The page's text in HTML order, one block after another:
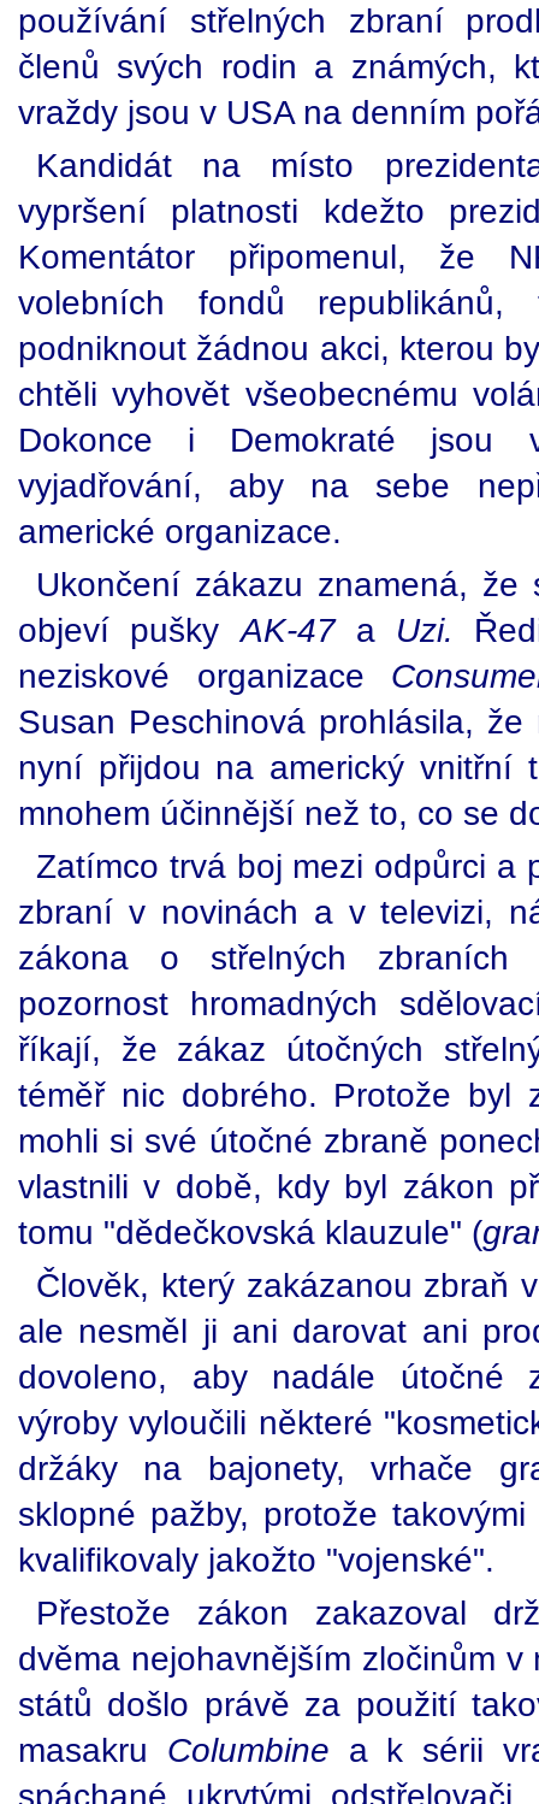
používání střelných zbraní
členů svých rodin a známých,
vraždy jsou v USA na denním
Kandidát na místo
vypršení platnosti kdežto
Komentátor připomenul, že
volebních fondů
podniknout žádnou akci, kterou
chtěli vyhovět všeobecnému
Dokonce i Demokraté jsou
vyjadřování, aby na sebe
americké organizace.
Ukončení zákazu znamená,
objeví puškyAK-47a Uzi.
neziskové organizace
Susan Peschinová prohlásila,
nyní přijdou na americký vnitřní
mnohem účinnější než to, co se
Zatímco trvá boj mezi odpůrci a
zbraní v novinách a v televizi,
zákona o střelných zbraních
pozornost hromadných
říkají, že zákaz útočných
téměř nic dobrého. Protože byl
mohli si své útočné zbraně
vlastnili v době, kdy byl zákon
tomu "dědečkovská klauzule" (
Člověk, který zakázanou zbraň
ale nesměl ji ani darovat ani
dovoleno, aby nadále útočné
výroby vyloučili některé
držáky na bajonety, vrhače
sklopné pažby, protože
kvalifikovaly jakožto "vojenské".
Přestože zákon zakazoval
dvěma nejohavnějším zločinům
států došlo právě za použití
masakru Columbine a k sérii
spáchané ukrytými